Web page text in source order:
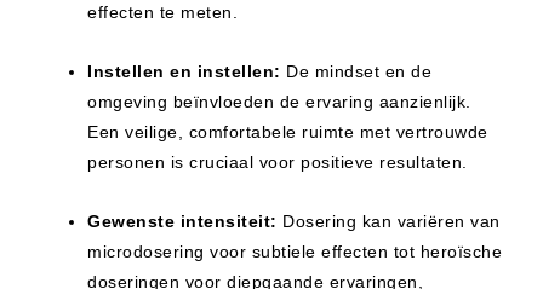
effecten te meten.
Instellen en instellen: De mindset en de
omgeving beïnvloeden de ervaring aanzienlijk.
Een veilige, comfortabele ruimte met vertrouwde
personen is cruciaal voor positieve resultaten.
Gewenste intensiteit: Dosering kan variëren van
microdosering voor subtiele effecten tot heroïsche
doseringen voor diepgaande ervaringen,